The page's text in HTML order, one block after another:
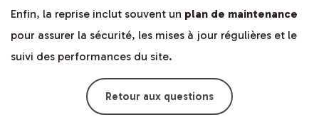
Enfin, la reprise inclut souvent un plan de maintenance
pour assurer la sécurité, les mises à jour régulières et le
suivi des performances du site.
Retour aux questions